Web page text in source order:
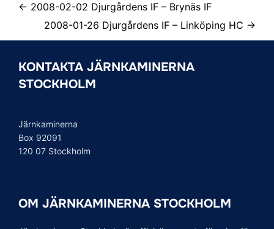
← 2008-02-02 Djurgårdens IF – Brynäs IF
2008-01-26 Djurgårdens IF – Linköping HC →
KONTAKTA JÄRNKAMINERNA
STOCKHOLM
Järnkaminerna
Box 92091
120 07 Stockholm
OM JÄRNKAMINERNA STOCKHOLM